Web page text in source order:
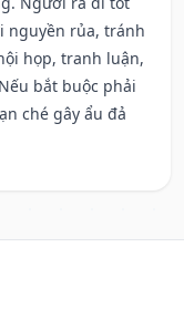
nguyền rủa, tránh
họp, tranh luận,
bắt buộc phải
ché gây ẩu đả